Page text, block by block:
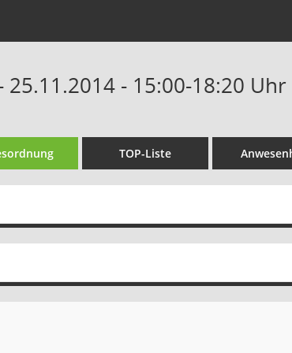
- 15:00-18:20 Uhr
TOP-Liste